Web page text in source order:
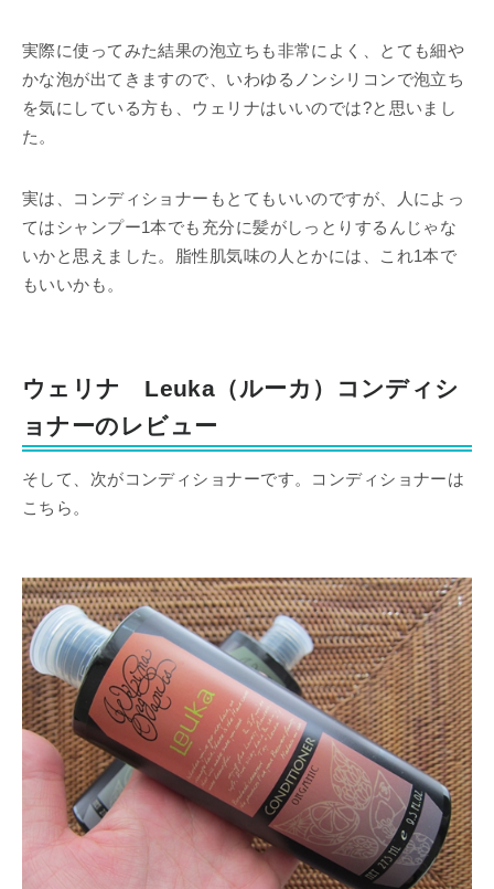
実際に使ってみた結果の泡立ちも非常によく、とても細や
かな泡が出てきますので、いわゆるノンシリコンで泡立ち
を気にしている方も、ウェリナはいいのでは?と思いまし
た。
実は、コンディショナーもとてもいいのですが、人によっ
てはシャンプー1本でも充分に髪がしっとりするんじゃな
いかと思えました。脂性肌気味の人とかには、これ1本で
もいいかも。
ウェリナ Leuka（ルーカ）コンディシ
ョナーのレビュー
そして、次がコンディショナーです。コンディショナーは
こちら。